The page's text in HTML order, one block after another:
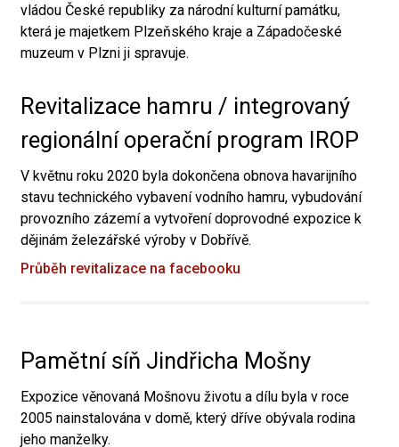
vládou České republiky za národní kulturní památku,
která je majetkem Plzeňského kraje a Západočeské
muzeum v Plzni ji spravuje.
Revitalizace hamru / integrovaný
regionální operační program IROP
V květnu roku 2020 byla dokončena obnova havarijního
stavu technického vybavení vodního hamru, vybudování
provozního zázemí a vytvoření doprovodné expozice k
dějinám železářské výroby v Dobřívě.
Průběh revitalizace na facebooku
Pamětní síň Jindřicha Mošny
Expozice věnovaná Mošnovu životu a dílu byla v roce
2005 nainstalována v domě, který dříve obývala rodina
jeho manželky.